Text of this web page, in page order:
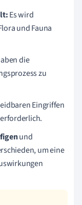
Es wird
und Fauna
die
zu
Eingriffen
und
um eine